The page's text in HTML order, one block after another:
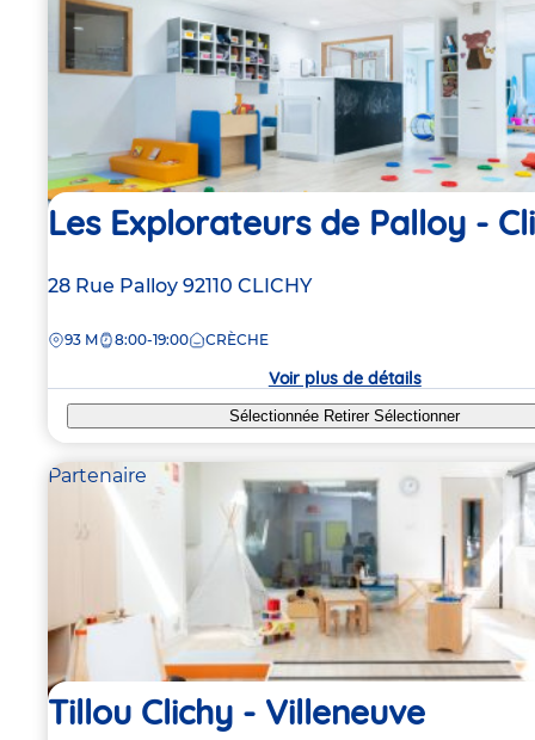
Les Explorateurs de Palloy -
Adresse
la
28 Rue Palloy 92110 CLICHY
DISTANCE
93 M 8:00-19:00 CRÈCHE
Voir plus de détails
Sélectionnée RetirerSélectionner
Partenaire
Tillou Clichy - Villeneuve